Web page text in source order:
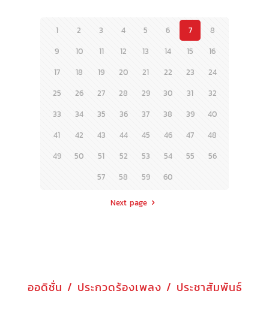
1 2 3 4 5 6 7
8
9
10 11 12 13 14 15
16
17
18 19 20 21 22 23
24
25
26 27 28 29 30 31
32
33
34 35 36 37 38 39
40
41
42 43 44 45 46 47
48
49
50 51 52 53 54 55
56
57
58 59 60
Next page
ออดิชั่น / ประกวดร้องเพลง / ประชาสัมพันธ์